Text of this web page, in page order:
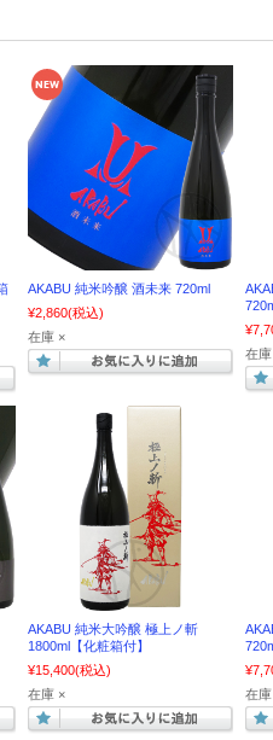
AKABU 純米吟醸 酒未来 720ml
¥2,860(税込)
在庫 ×
在
AKABU 純米大吟醸 極上ノ斬
1800ml【化粧箱付】
¥15,400(税込)
在庫 ×
在